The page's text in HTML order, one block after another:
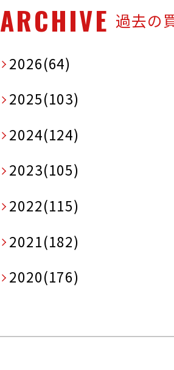
ARCHIVE 過去の
2026(64)
2025(103)
2024(124)
2023(105)
2022(115)
2021(182)
2020(176)